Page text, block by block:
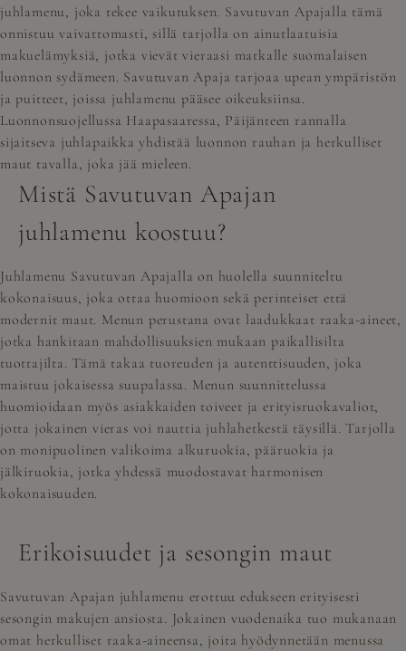
juhlamenu, joka tekee vaikutuksen. Savutuvan Apajalla tämä
onnistuu vaivattomasti, sillä tarjolla on ainutlaatuisia
makuelämyksiä, jotka vievät vieraasi matkalle suomalaisen
luonnon sydämeen. Savutuvan Apaja tarjoaa upean ympäristön
ja puitteet, joissa juhlamenu pääsee oikeuksiinsa.
Luonnonsuojellussa Haapasaaressa, Päijänteen rannalla
sijaitseva juhlapaikka yhdistää luonnon rauhan ja herkulliset
maut tavalla, joka jää mieleen.
Mistä Savutuvan Apajan
juhlamenu koostuu?
Juhlamenu Savutuvan Apajalla on huolella suunniteltu
kokonaisuus, joka ottaa huomioon sekä perinteiset että
modernit maut. Menun perustana ovat laadukkaat raaka-aineet,
jotka hankitaan mahdollisuuksien mukaan paikallisilta
tuottajilta. Tämä takaa tuoreuden ja autenttisuuden, joka
maistuu jokaisessa suupalassa. Menun suunnittelussa
huomioidaan myös asiakkaiden toiveet ja erityisruokavaliot,
jotta jokainen vieras voi nauttia juhlahetkestä täysillä. Tarjolla
on monipuolinen valikoima alkuruokia, pääruokia ja
jälkiruokia, jotka yhdessä muodostavat harmonisen
kokonaisuuden.
Erikoisuudet ja sesongin maut
Savutuvan Apajan juhlamenu erottuu edukseen erityisesti
sesongin makujen ansiosta. Jokainen vuodenaika tuo mukanaan
omat herkulliset raaka-aineensa, joita hyödynnetään menussa